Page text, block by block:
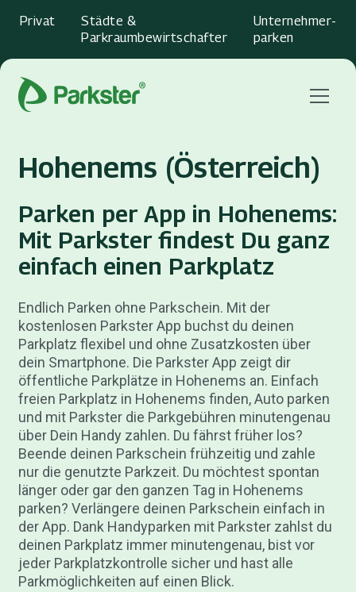
Privat
Städte &
Parkraumbewirtschafter
Unternehmer­
parken
Menu
Hohenems (Österreich)
Parken per App in Hohenems:
Mit Parkster findest Du ganz
einfach einen Parkplatz
Endlich Parken ohne Parkschein. Mit der
kostenlosen Parkster App buchst du deinen
Parkplatz flexibel und ohne Zusatzkosten über
dein Smartphone. Die Parkster App zeigt dir
öffentliche Parkplätze in Hohenems an. Einfach
freien Parkplatz in Hohenems finden, Auto parken
und mit Parkster die Parkgebühren minutengenau
über Dein Handy zahlen. Du fährst früher los?
Beende deinen Parkschein frühzeitig und zahle
nur die genutzte Parkzeit. Du möchtest spontan
länger oder gar den ganzen Tag in Hohenems
parken? Verlängere deinen Parkschein einfach in
der App. Dank Handyparken mit Parkster zahlst du
deinen Parkplatz immer minutengenau, bist vor
jeder Parkplatzkontrolle sicher und hast alle
Parkmöglichkeiten auf einen Blick.